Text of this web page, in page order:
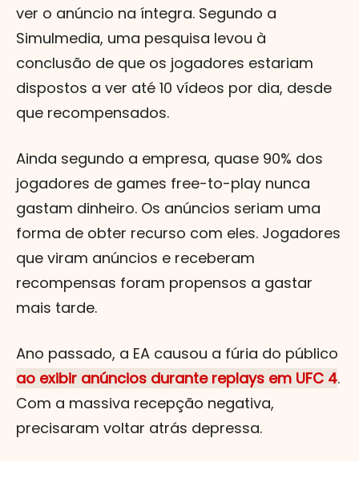
ver o anúncio na íntegra. Segundo a
Simulmedia, uma pesquisa levou à
conclusão de que os jogadores estariam
dispostos a ver até 10 vídeos por dia, desde
que recompensados.
Ainda segundo a empresa, quase 90% dos
jogadores de games free-to-play nunca
gastam dinheiro. Os anúncios seriam uma
forma de obter recurso com eles. Jogadores
que viram anúncios e receberam
recompensas foram propensos a gastar
mais tarde.
Ano passado, a EA causou a fúria do público
ao exibir anúncios durante replays em UFC 4.
Com a massiva recepção negativa,
precisaram voltar atrás depressa.